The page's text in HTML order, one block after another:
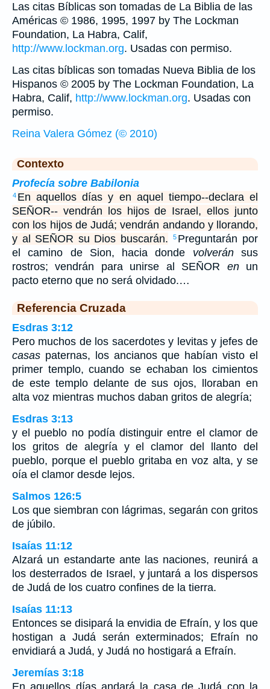
Las citas Bíblicas son tomadas de La Biblia de las
Américas © 1986, 1995, 1997 by The Lockman
Foundation, La Habra, Calif,
http://www.lockman.org. Usadas con permiso.
Las citas bíblicas son tomadas Nueva Biblia de los
Hispanos © 2005 by The Lockman Foundation, La
Habra, Calif, http://www.lockman.org. Usadas con
permiso.
Reina Valera Gómez (© 2010)
Contexto
Profecía sobre Babilonia
4 En aquellos días y en aquel tiempo--declara el
SEÑOR-- vendrán los hijos de Israel, ellos junto
con los hijos de Judá; vendrán andando y llorando,
y al SEÑOR su Dios buscarán.
5 Preguntarán por
el camino de Sion, hacia donde volveránsus
rostros; vendrán para unirse al SEÑOR enun
pacto eterno que no será olvidado.…
Referencia Cruzada
Esdras 3:12
Pero muchos de los sacerdotes y levitas y jefes de
casas paternas, los ancianos que habían visto el
primer templo, cuando se echaban los cimientos
de este templo delante de sus ojos, lloraban en
alta voz mientras muchos daban gritos de alegría;
Esdras 3:13
y el pueblo no podía distinguir entre el clamor de
los gritos de alegría y el clamor del llanto del
pueblo, porque el pueblo gritaba en voz alta, y se
oía el clamor desde lejos.
Salmos 126:5
Los que siembran con lágrimas, segarán con gritos
de júbilo.
Isaías 11:12
Alzará un estandarte ante las naciones, reunirá a
los desterrados de Israel, y juntará a los dispersos
de Judá de los cuatro confines de la tierra.
Isaías 11:13
Entonces se disipará la envidia de Efraín, y los que
hostigan a Judá serán exterminados; Efraín no
envidiará a Judá, y Judá no hostigará a Efraín.
Jeremías 3:18
En aquellos días andará la casa de Judá con la